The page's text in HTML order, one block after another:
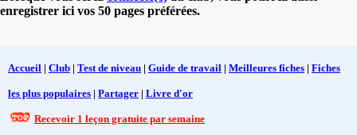
enregistrer ici vos 50 pages préférées.
Accueil | Club | Test de niveau | Guide de travail | Meilleures fiches | Fiches
les plus populaires | Partager | Livre d'or
Recevoir 1 leçon gratuite par semaine